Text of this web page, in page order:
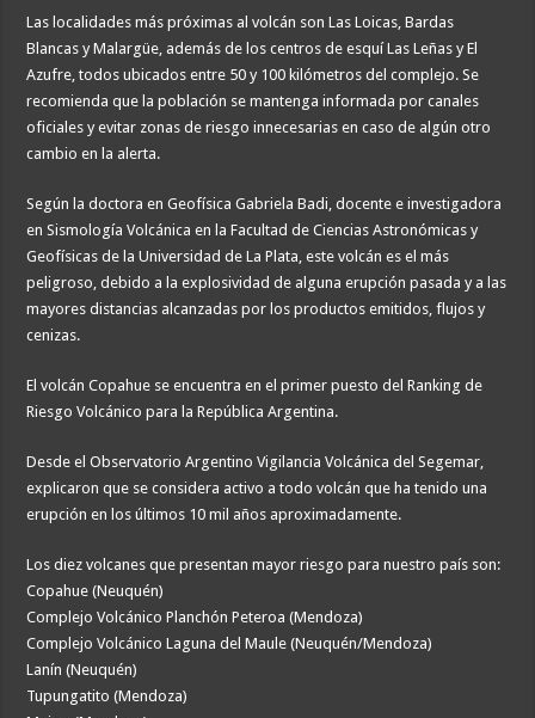
Las localidades más próximas al volcán son Las Loicas, Bardas
Blancas y Malargüe, además de los centros de esquí Las Leñas y El
Azufre, todos ubicados entre 50 y 100 kilómetros del complejo. Se
recomienda que la población se mantenga informada por canales
oficiales y evitar zonas de riesgo innecesarias en caso de algún otro
cambio en la alerta.
Según la doctora en Geofísica Gabriela Badi, docente e investigadora
en Sismología Volcánica en la Facultad de Ciencias Astronómicas y
Geofísicas de la Universidad de La Plata, este volcán es el más
peligroso, debido a la explosividad de alguna erupción pasada y a las
mayores distancias alcanzadas por los productos emitidos, flujos y
cenizas.
El volcán Copahue se encuentra en el primer puesto del Ranking de
Riesgo Volcánico para la República Argentina.
Desde el Observatorio Argentino Vigilancia Volcánica del Segemar,
explicaron que se considera activo a todo volcán que ha tenido una
erupción en los últimos 10 mil años aproximadamente.
Los diez volcanes que presentan mayor riesgo para nuestro país son:
Copahue (Neuquén)
Complejo Volcánico Planchón Peteroa (Mendoza)
Complejo Volcánico Laguna del Maule (Neuquén/Mendoza)
Lanín (Neuquén)
Tupungatito (Mendoza)